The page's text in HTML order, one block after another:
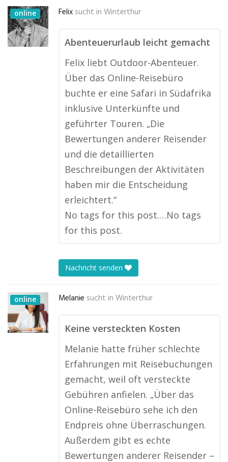
online Felix sucht in Winterthur
Abenteuerurlaub leicht gemacht
Felix liebt Outdoor-Abenteuer.
Über das Online-Reisebüro
buchte er eine Safari in Südafrika
inklusive Unterkünfte und
geführter Touren. „Die
Bewertungen anderer Reisender
und die detaillierten
Beschreibungen der Aktivitäten
haben mir die Entscheidung
erleichtert.“
No tags for this post.…No tags
for this post.
Nachricht senden
online Melanie sucht in Winterthur
Keine versteckten Kosten
Melanie hatte früher schlechte
Erfahrungen mit Reisebuchungen
gemacht, weil oft versteckte
Gebühren anfielen. „Über das
Online-Reisebüro sehe ich den
Endpreis ohne Überraschungen.
Außerdem gibt es echte
Bewertungen anderer Reisender –